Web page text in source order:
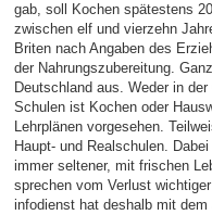
gab, soll Kochen spätestens
zwischen elf und vierzehn
Briten nach Angaben des
der Nahrungszubereitung.
Deutschland aus. Weder in
Schulen ist Kochen oder
Lehrplänen vorgesehen.
Haupt- und Realschulen.
immer seltener, mit frischen
sprechen vom Verlust
infodienst hat deshalb mit